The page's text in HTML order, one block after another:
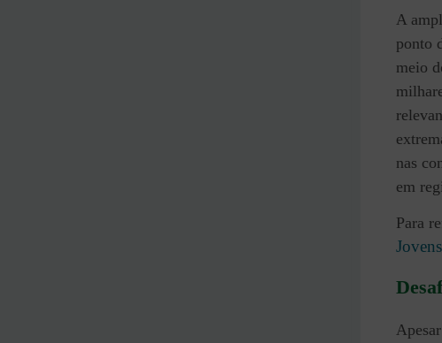
A
ponto
meio
nas
em
Para